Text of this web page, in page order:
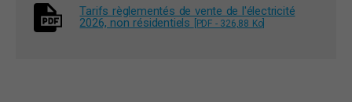
Tarifs règlementés de vente de l'électricité
2026, non résidentiels
[PDF - 326,88 Ko]